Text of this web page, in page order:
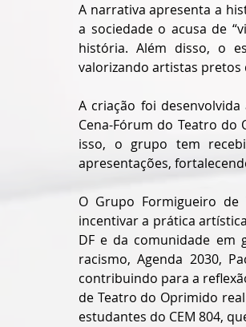
A narrativa apresenta a
a sociedade o acusa de
história. Além disso, o
valorizando artistas pretos
A criação foi
Cena-Fórum do Teatro
isso, o grupo tem
apresentações,
O Grupo Formigueiro
incentivar a prática
DF e da comunidade em
racismo, Agenda 2030,
contribuindo para a
de Teatro do Oprimido
estudantes do CEM 804,